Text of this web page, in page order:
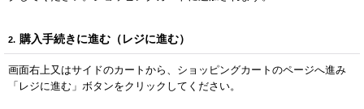
2. 購入手続きに進む（レジに進む）
画面右上又はサイドのカートから、ショッピングカートのページへ進み
「レジに進む」ボタンをクリックしてください。